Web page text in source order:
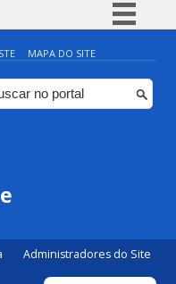
Simplifique!
Comunica BR
Participe
MAPA DO SITE
Administradores do Site